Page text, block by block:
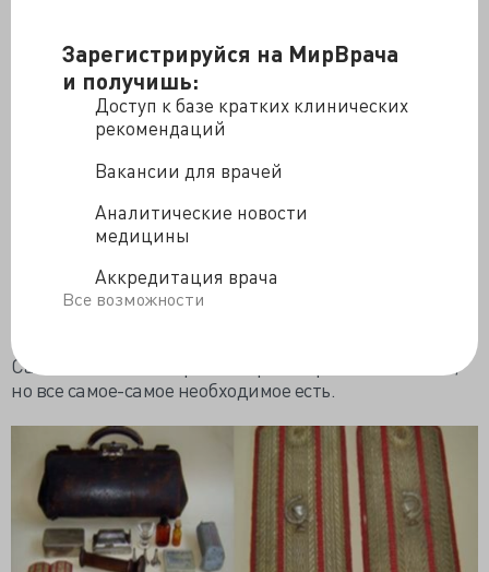
Зарегистрируйся на МирВрача
и получишь:
Доступ к базе кратких клинических
рекомендаций
Вакансии для врачей
Аналитические новости
медицины
Аккредитация врача
Все возможности
Саквояж военного врача второй мировой. Небогато,
но все самое-самое необходимое есть.